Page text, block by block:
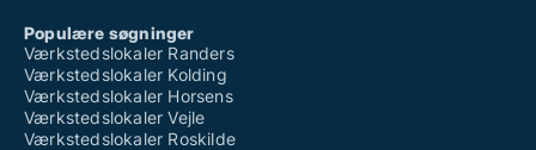
Populære søgninger
Værkstedslokaler Randers
Værkstedslokaler Kolding
Værkstedslokaler Horsens
Værkstedslokaler Vejle
Værkstedslokaler Roskilde